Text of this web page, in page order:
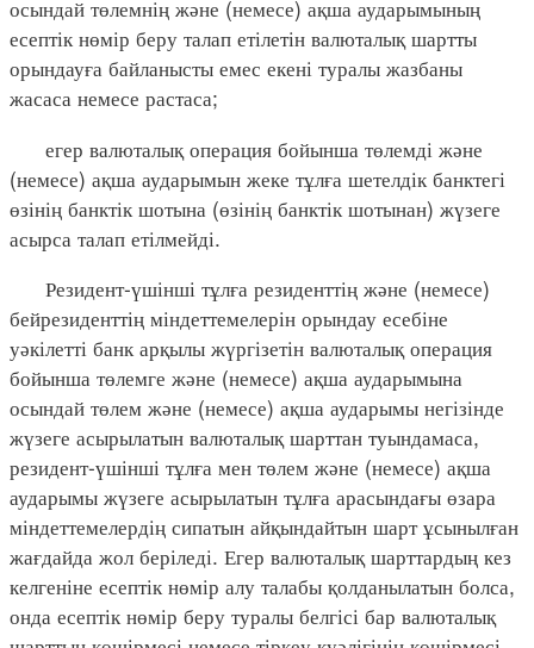
осындай төлемнің және (немесе) ақша аударымының
есептік нөмір беру талап етілетін валюталық шартты
орындауға байланысты емес екені туралы жазбаны
жасаса немесе растаса;
егер валюталық операция бойынша төлемді және
(немесе) ақша аударымын жеке тұлға шетелдік банктегі
өзінің банктік шотына (өзінің банктік шотынан) жүзеге
асырса талап етілмейді.
Резидент-үшінші тұлға резиденттің және (немесе)
бейрезиденттің міндеттемелерін орындау есебіне
уәкілетті банк арқылы жүргізетін валюталық операция
бойынша төлемге және (немесе) ақша аударымына
осындай төлем және (немесе) ақша аударымы негізінде
жүзеге асырылатын валюталық шарттан туындамаса,
резидент-үшінші тұлға мен төлем және (немесе) ақша
аударымы жүзеге асырылатын тұлға арасындағы өзара
міндеттемелердің сипатын айқындайтын шарт ұсынылған
жағдайда жол беріледі. Егер валюталық шарттардың кез
келгеніне есептік нөмір алу талабы қолданылатын болса,
онда есептік нөмір беру туралы белгісі бар валюталық